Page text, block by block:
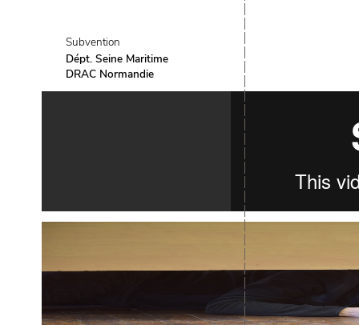
Subvention
Dépt. Seine Maritime
DRAC Normandie